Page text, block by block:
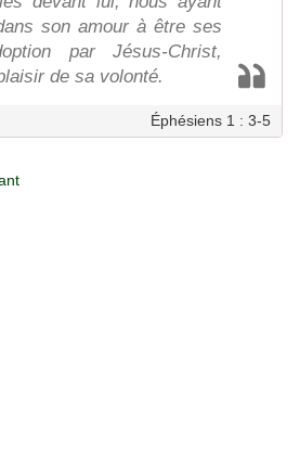
son amour à être ses
par Jésus-Christ,
de sa volonté.
Éphésiens 1 : 3-5